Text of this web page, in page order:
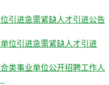
引进急需紧缺人才引进公告
位引进急需紧缺人才引进
类事业单位公开招聘工作人